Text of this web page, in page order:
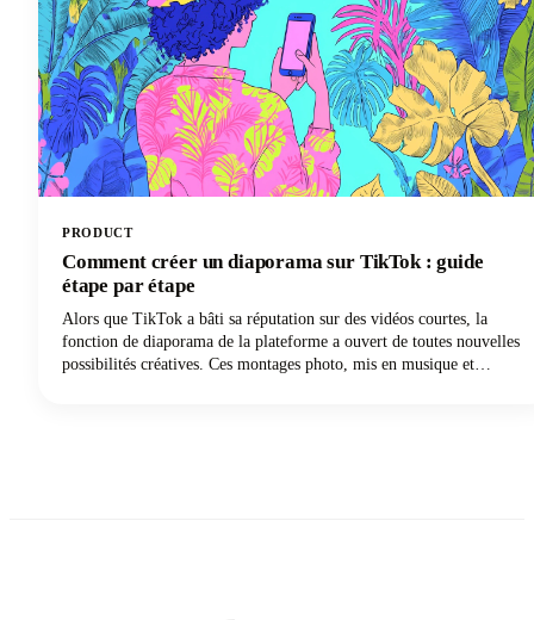
PRODUCT
Comment créer un diaporama sur TikTok : guide
étape par étape
Alors que TikTok a bâti sa réputation sur des vidéos courtes, la
fonction de diaporama de la plateforme a ouvert de toutes nouvelles
possibilités créatives. Ces montages photo, mis en musique et